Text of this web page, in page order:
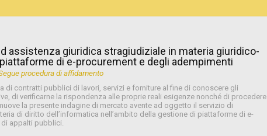
assistenza giuridica stragiudiziale in materia giuridico-
di e-procurement e degli adempimenti
procedura di affidamento
di contratti pubblici di lavori, servizi e forniture al fine di conoscere gli
di verificarne la rispondenza alle proprie reali esigenze nonché di procedere
la presente indagine di mercato avente ad oggetto il servizio di
di diritto dell’informatica nell’ambito della gestione di piattaforme di e-
appalti pubblici.